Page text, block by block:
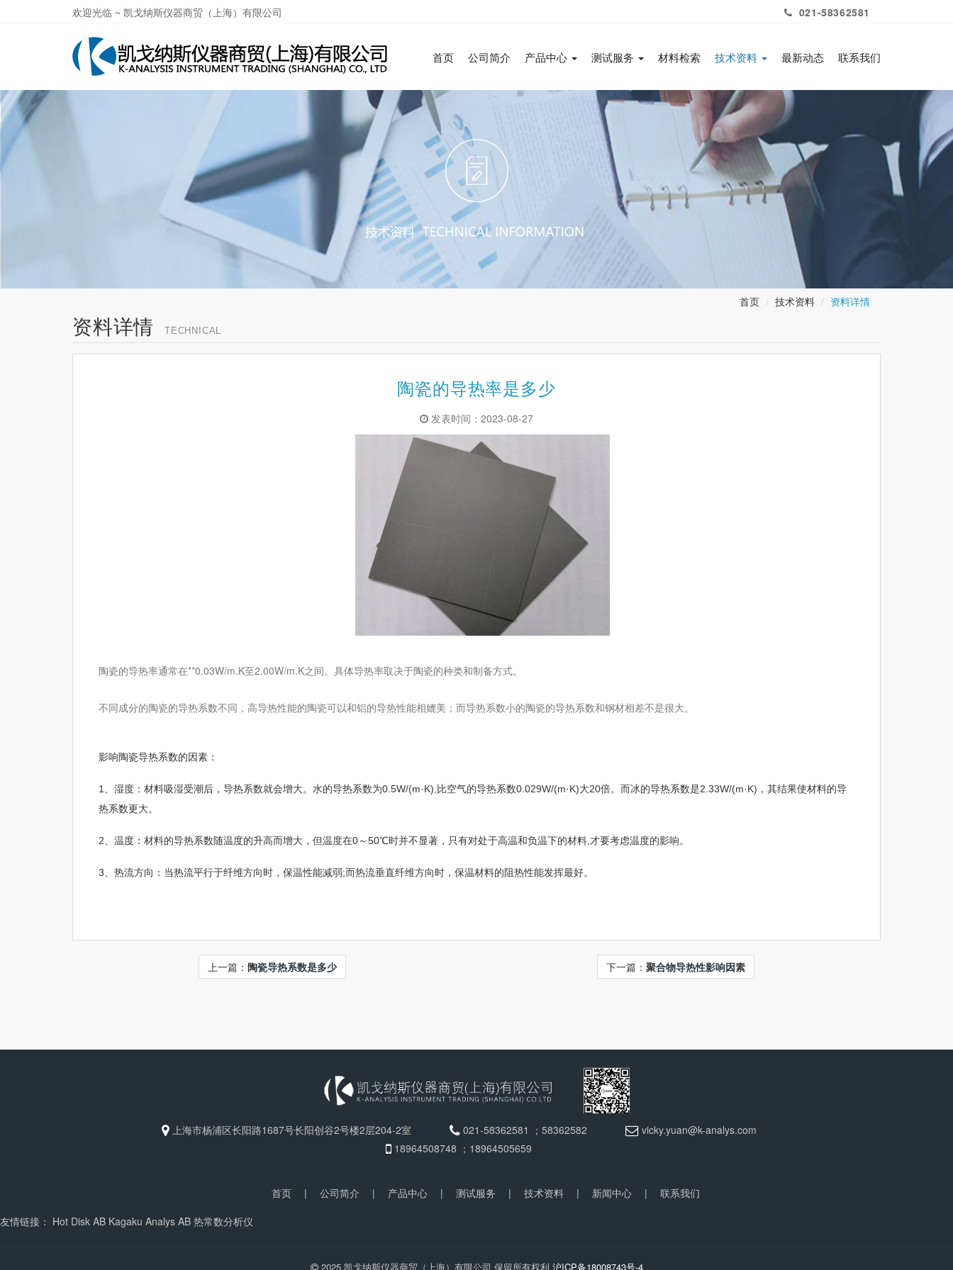
欢迎光临 ~ 凯戈纳斯仪器商贸（上海）有限公司 021-58362581
首页 公司简介 产品中心 测试服务 材料检索 技术资料 最新动态 联系我们
首页 技术资料 资料详情
资料详情 TECHNICAL
陶瓷的导热率是多少
发表时间：2023-08-27
陶瓷的导热率通常在**0.03W/m.K至2.00W/m.K之间。具体导热率取决于陶瓷的种类和制备方式。
不同成分的陶瓷的导热系数不同，高导热性能的陶瓷可以和铝的导热性能相媲美；而导热系数小的陶瓷的导热系数和钢材相差不是很大。
影响陶瓷导热系数的因素：
1、湿度：材料吸湿受潮后，导热系数就会增大。水的导热系数为0.5W/(m·K),比空气的导热系数0.029W/(m·K)大20倍。而冰的导热系数是2.33W/(m·K)，其结果使材料的导
热系数更大。
2、温度：材料的导热系数随温度的升高而增大，但温度在0～50℃时并不显著，只有对处于高温和负温下的材料,才要考虑温度的影响。
3、热流方向：当热流平行于纤维方向时，保温性能减弱;而热流垂直纤维方向时，保温材料的阻热性能发挥最好。
上一篇： 陶瓷导热系数是多少 下一篇：聚合物导热性影响因素
上海市杨浦区长阳路1687号长阳创谷2号楼2层204-2室 021-58362581 ；58362582
vicky.yuan@k-analys.com
18964508748 ；18964505659
首页 | 公司简介 | 产品中心 | 测试服务 | 技术资料 | 新闻中心 |
联系我们
友情链接： Hot Disk AB Kagaku Analys AB 热常数分析仪
2025 凯戈纳斯仪器商贸（上海）有限公司 保留所有权利 沪ICP备18008743号-4